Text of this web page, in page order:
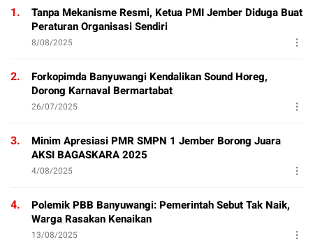
1.
Tanpa Mekanisme Resmi, Ketua PMI Jember Diduga Buat
Peraturan Organisasi Sendiri
8/08/2025
2.
Forkopimda Banyuwangi Kendalikan Sound Horeg,
Dorong Karnaval Bermartabat
26/07/2025
3.
Minim Apresiasi PMR SMPN 1 Jember Borong Juara
AKSI BAGASKARA 2025
4/08/2025
4.
Polemik PBB Banyuwangi: Pemerintah Sebut Tak Naik,
Warga Rasakan Kenaikan
13/08/2025